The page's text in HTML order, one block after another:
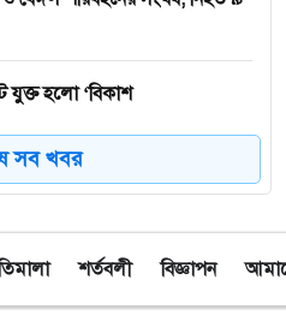
যুক্ত হলো ‘বিকাশ
ফাহিমা ধর্ষণ ও হত্যা মামলায়
গণহত্যাকারী শেখ হাসিনাকে
হতে দেওয়ায় ঢাকার তীব্র ক্ষোভ
সব খবর
শর্তবলী বিজ্ঞাপন